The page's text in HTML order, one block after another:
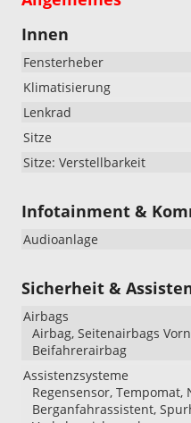
Innen
Fensterheber
Klimatisierung
Lenkrad
Sitze
Sitze: Verstellbarkeit
Infotainment &
Audioanlage
Sicherheit &
Airbags
Airbag, Seitenairbags
Beifahrerairbag
Assistenzsysteme
Regensensor, Tempomat,
Berganfahrassistent,